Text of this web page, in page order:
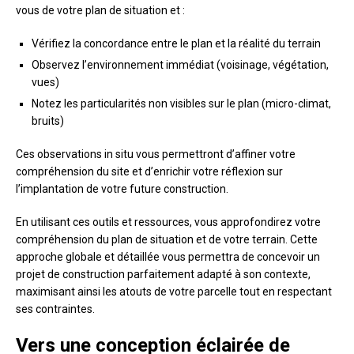
vous de votre plan de situation et :
Vérifiez la concordance entre le plan et la réalité du terrain
Observez l’environnement immédiat (voisinage, végétation,
vues)
Notez les particularités non visibles sur le plan (micro-climat,
bruits)
Ces observations in situ vous permettront d’affiner votre
compréhension du site et d’enrichir votre réflexion sur
l’implantation de votre future construction.
En utilisant ces outils et ressources, vous approfondirez votre
compréhension du plan de situation et de votre terrain. Cette
approche globale et détaillée vous permettra de concevoir un
projet de construction parfaitement adapté à son contexte,
maximisant ainsi les atouts de votre parcelle tout en respectant
ses contraintes.
Vers une conception éclairée de